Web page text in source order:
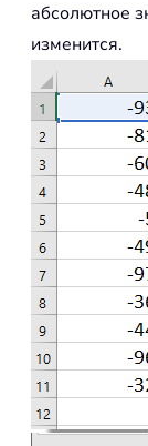
абсолютное
изменится.